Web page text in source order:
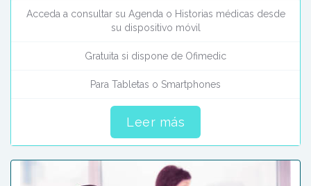
Acceda a consultar su Agenda o Historias médicas desde
su dispositivo móvil
Gratuita si dispone de Ofimedic
Para Tabletas o Smartphones
Leer más